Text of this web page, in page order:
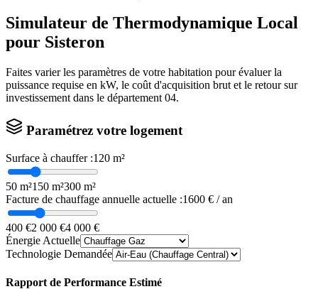
Simulateur de Thermodynamique Local
pour Sisteron
Faites varier les paramètres de votre habitation pour évaluer la
puissance requise en kW, le coût d'acquisition brut et le retour sur
investissement dans le département 04.
Paramétrez votre logement
Surface à chauffer :120 m²
50 m²150 m²300 m²
Facture de chauffage annuelle actuelle :1600 € / an
400 €2 000 €4 000 €
Énergie Actuelle
Technologie Demandée
Rapport de Performance Estimé